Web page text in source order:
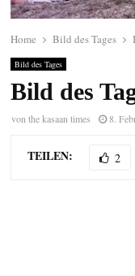
Home Bild des Tages
Bild des Tages
Bild des
von the kasaan times 8.
TEILEN: 2